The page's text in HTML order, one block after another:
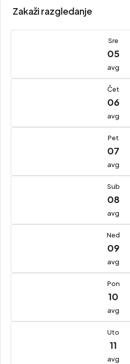
Zakaži razgledanje
Sre
05
avg
Čet
06
avg
Pet
07
avg
Sub
08
avg
Ned
09
avg
Pon
10
avg
Uto
11
avg